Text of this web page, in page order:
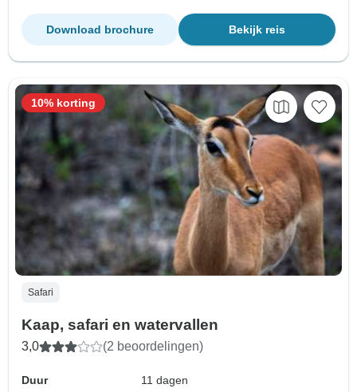
Bekijk reis
Download brochure
Safari
Kaap, safari en watervallen
3,0 (2 beoordelingen)
Duur
11 dagen
10% korting